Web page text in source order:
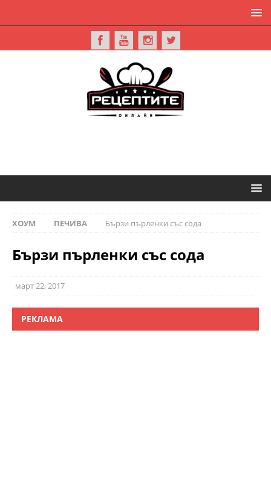
ХОУМ ПЕЧИВА Бързи пърленки със сода
Бързи пърленки със сода
март 22, 2017
РЕКЛАМА